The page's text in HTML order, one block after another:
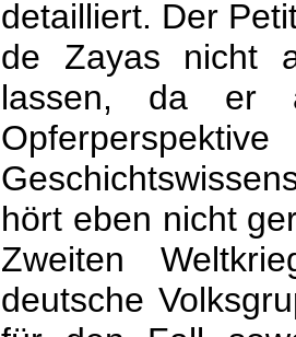
detailliert. Der
de Zayas nicht
lassen, da er
hört eben nicht
Zweiten
deutsche